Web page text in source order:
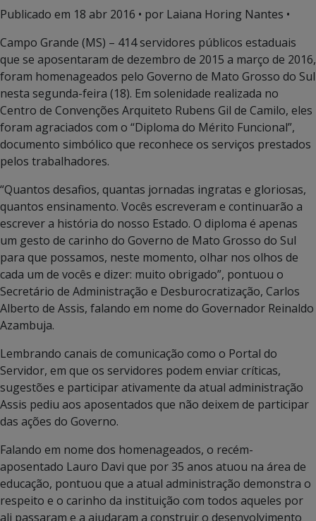
Publicado em 18 abr 2016 • por Laiana Horing Nantes •
Campo Grande (MS) – 414 servidores públicos estaduais
que se aposentaram de dezembro de 2015 a março de 2016,
foram homenageados pelo Governo de Mato Grosso do Sul
nesta segunda-feira (18). Em solenidade realizada no
Centro de Convenções Arquiteto Rubens Gil de Camilo, eles
foram agraciados com o “Diploma do Mérito Funcional”,
documento simbólico que reconhece os serviços prestados
pelos trabalhadores.
“Quantos desafios, quantas jornadas ingratas e gloriosas,
quantos ensinamento. Vocês escreveram e continuarão a
escrever a história do nosso Estado. O diploma é apenas
um gesto de carinho do Governo de Mato Grosso do Sul
para que possamos, neste momento, olhar nos olhos de
cada um de vocês e dizer: muito obrigado”, pontuou o
Secretário de Administração e Desburocratização, Carlos
Alberto de Assis, falando em nome do Governador Reinaldo
Azambuja.
Lembrando canais de comunicação como o Portal do
Servidor, em que os servidores podem enviar críticas,
sugestões e participar ativamente da atual administração
Assis pediu aos aposentados que não deixem de participar
das ações do Governo.
Falando em nome dos homenageados, o recém-
aposentado Lauro Davi que por 35 anos atuou na área de
educação, pontuou que a atual administração demonstra o
respeito e o carinho da instituição com todos aqueles por
ali passaram e a ajudaram a construir o desenvolvimento